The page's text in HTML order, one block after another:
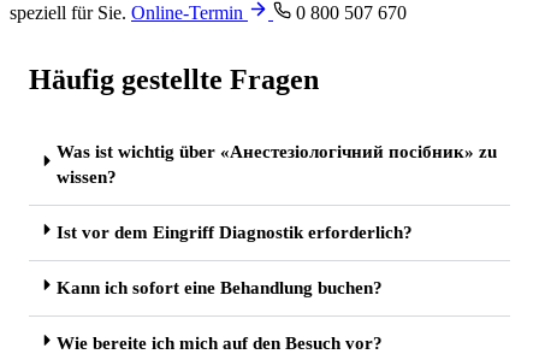
speziell für Sie. Online-Termin 0 800 507 670
Häufig gestellte Fragen
Was ist wichtig über «Анестезіологічний посібник» zu
wissen?
Ist vor dem Eingriff Diagnostik erforderlich?
Kann ich sofort eine Behandlung buchen?
Wie bereite ich mich auf den Besuch vor?